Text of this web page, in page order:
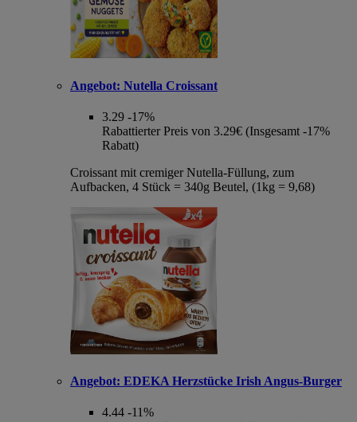
Angebot: Nutella Croissant
3.29 -17%
Rabattierter Preis von 3.29€ (Insgesamt -17%
Rabatt)
Croissant mit cremiger Nutella-Füllung, zum
Aufbacken, 4 Stück = 340g Beutel, (1kg = 9,68)
Angebot: EDEKA Herzstücke Irish Angus-Burger
4.44 -11%